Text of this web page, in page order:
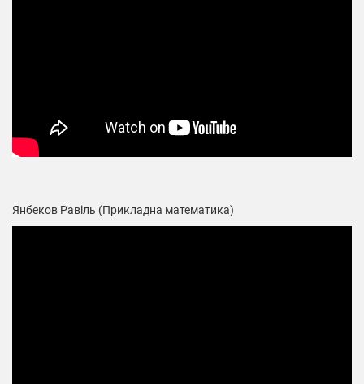
Янбеков Равіль (Прикладна математика)